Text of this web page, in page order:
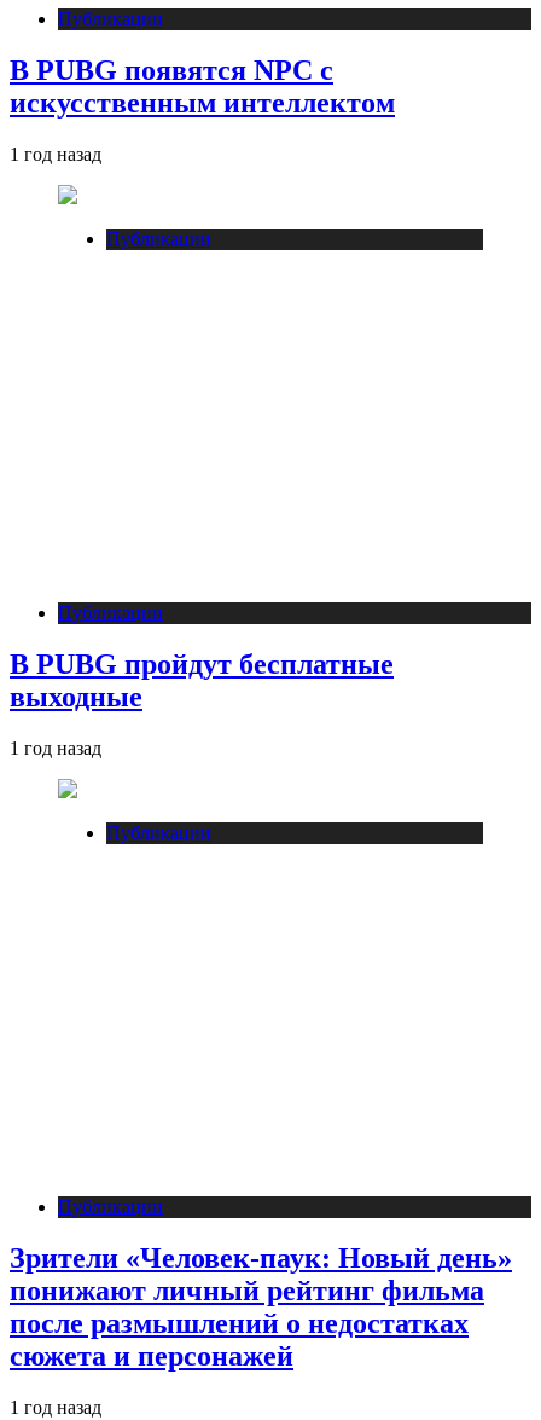
Публикации
В PUBG появятся NPC с
искусственным интеллектом
1 год назад
Публикации
Публикации
В PUBG пройдут бесплатные
выходные
1 год назад
Публикации
Публикации
Зрители «Человек-паук: Новый день»
понижают личный рейтинг фильма
после размышлений о недостатках
сюжета и персонажей
1 год назад